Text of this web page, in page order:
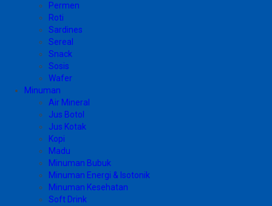
Permen
Roti
Sardines
Sereal
Snack
Sosis
Wafer
Minuman
Air Mineral
Jus Botol
Jus Kotak
Kopi
Madu
Minuman Bubuk
Minuman Energi & Isotonik
Minuman Kesehatan
Soft Drink